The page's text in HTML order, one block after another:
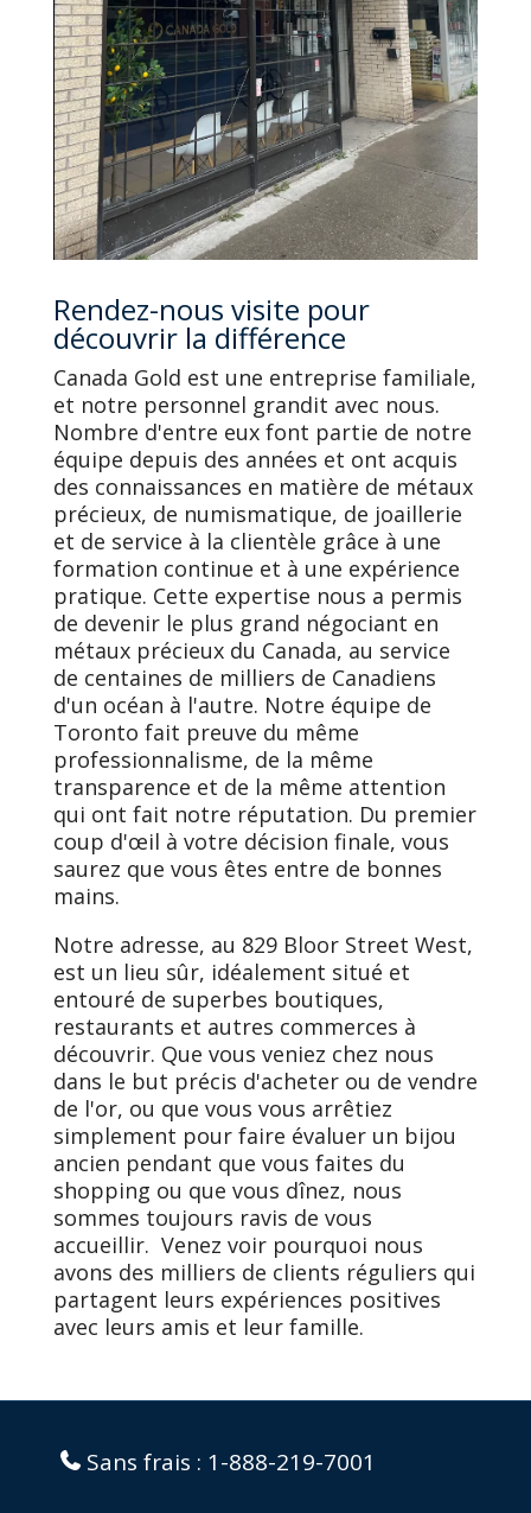
Rendez-nous visite pour
découvrir la différence
Canada Gold est une entreprise familiale,
et notre personnel grandit avec nous.
Nombre d'entre eux font partie de notre
équipe depuis des années et ont acquis
des connaissances en matière de métaux
précieux, de numismatique, de joaillerie
et de service à la clientèle grâce à une
formation continue et à une expérience
pratique. Cette expertise nous a permis
de devenir le plus grand négociant en
métaux précieux du Canada, au service
de centaines de milliers de Canadiens
d'un océan à l'autre. Notre équipe de
Toronto fait preuve du même
professionnalisme, de la même
transparence et de la même attention
qui ont fait notre réputation. Du premier
coup d'œil à votre décision finale, vous
saurez que vous êtes entre de bonnes
mains.
Notre adresse, au 829 Bloor Street West,
est un lieu sûr, idéalement situé et
entouré de superbes boutiques,
restaurants et autres commerces à
découvrir. Que vous veniez chez nous
dans le but précis d'acheter ou de vendre
de l'or, ou que vous vous arrêtiez
simplement pour faire évaluer un bijou
ancien pendant que vous faites du
shopping ou que vous dînez, nous
sommes toujours ravis de vous
accueillir. Venez voir pourquoi nous
avons des milliers de clients réguliers qui
partagent leurs expériences positives
avec leurs amis et leur famille.
Sans frais : 1-888-219-7001